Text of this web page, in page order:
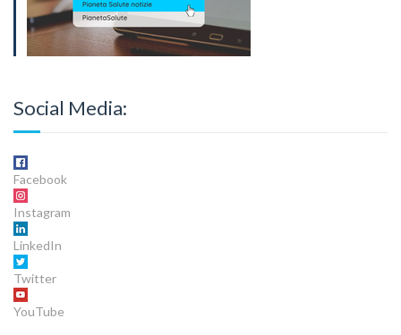
Social Media:
Facebook
Instagram
LinkedIn
Twitter
YouTube